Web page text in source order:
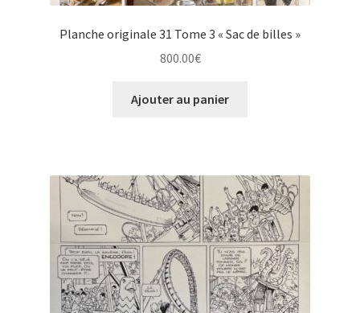
Planche originale 31 Tome 3 « Sac de billes »
800.00€
Ajouter au panier